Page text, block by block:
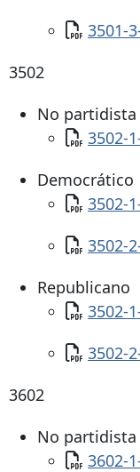
3501-
3502
No partidista
3502-
Democrático
3502-
3502-
Republicano
3502-
3502-
3602
No partidista
3602-